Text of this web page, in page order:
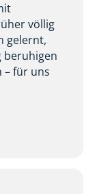
völlig
gelernt,
beruhigen
– für uns